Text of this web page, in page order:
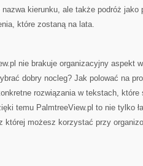
kierunku, ale także podróż
które zostaną na lata.
nie brakuje organizacyjny aspekt
dobry nocleg? Jak polować na
rozwiązania w tekstach, które
temu PalmtreeView.pl to nie tylko
której możesz korzystać przy